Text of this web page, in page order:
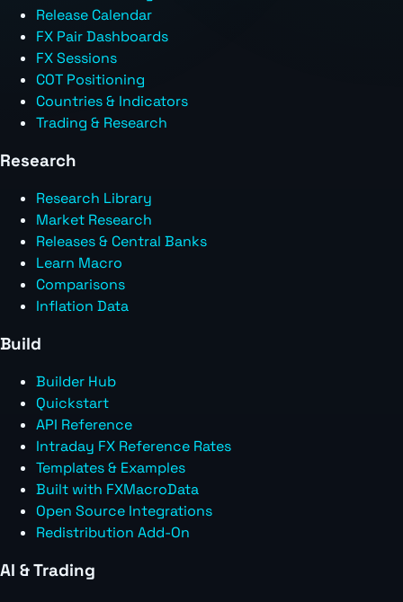
Release Calendar
FX Pair Dashboards
FX Sessions
COT Positioning
Countries & Indicators
Trading & Research
Research
Research Library
Market Research
Releases & Central Banks
Learn Macro
Comparisons
Inflation Data
Build
Builder Hub
Quickstart
API Reference
Intraday FX Reference Rates
Templates & Examples
Built with FXMacroData
Open Source Integrations
Redistribution Add-On
AI & Trading